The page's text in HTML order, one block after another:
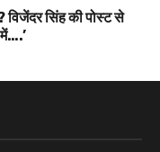
सिंह की पोस्ट से